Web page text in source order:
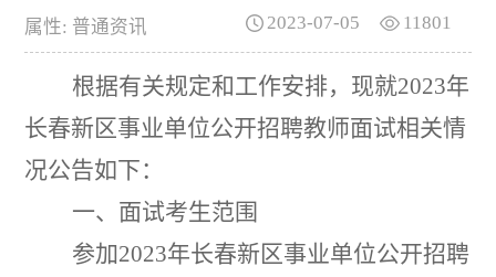
属性: 普通资讯 11801
2023-07-05
根据有关规定和工作安排， 现就2023年
长春新区事业单位公开招聘教师面试相关情
况公告如下：
一、 面试考生范围
参加2023年长春新区事业单位公开招聘